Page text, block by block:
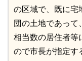
の区域で、既に宅
団の土地であって
相当数の居住者等
ので市長が指定す